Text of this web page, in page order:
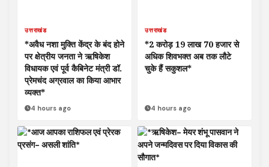
उत्तराखंड
*अवैध नशा मुक्ति केंद्र के बंद होने
पर क्षेत्रीय जनता ने ऋषिकेश
विधायक एवं पूर्व कैबिनेट मंत्री डॉ.
प्रेमचंद अग्रवाल का किया आभार
व्यक्त*
4 hours ago
उत्तराखंड
*2 करोड़ 19 लाख 70 हजार से
अधिक शिवभक्त अब तक लौटे
चुके हैं सकुशल*
4 hours ago